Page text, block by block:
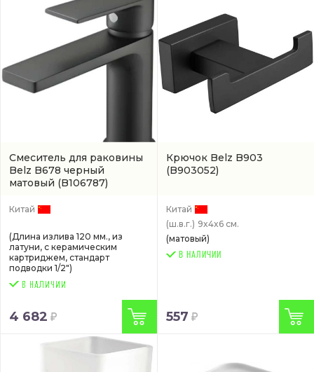
Смеситель для раковины
Belz B678 черный
матовый (B106787)
Китай
(Длина излива 120 мм., из
латуни, с керамическим
картриджем, стандарт
подводки 1/2")
4 682
Крючок Belz B903
(B903052)
Китай
(ш.в.г.) 9x4x6 см.
(матовый)
В НАЛИЧИИ
557